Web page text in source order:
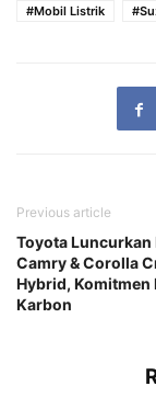
#Mobil Listrik
Previous article
Toyota Luncurkan
Camry & Corolla
Hybrid, Komitmen
Karbon